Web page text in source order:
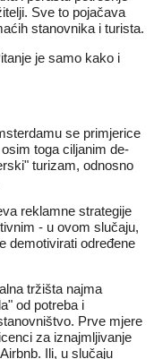
Sve to pojačava
stanovnika i turista.
je samo kako i
se primjerice
toga ciljanim de-
turizam, odnosno
reklamne strategije
- u ovom slučaju,
demotivirati određene
tržišta najma
od potreba i
Prve mjere
za iznajmljivanje
Ili, u slučaju